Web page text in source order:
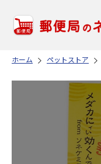
ホーム ペットストア